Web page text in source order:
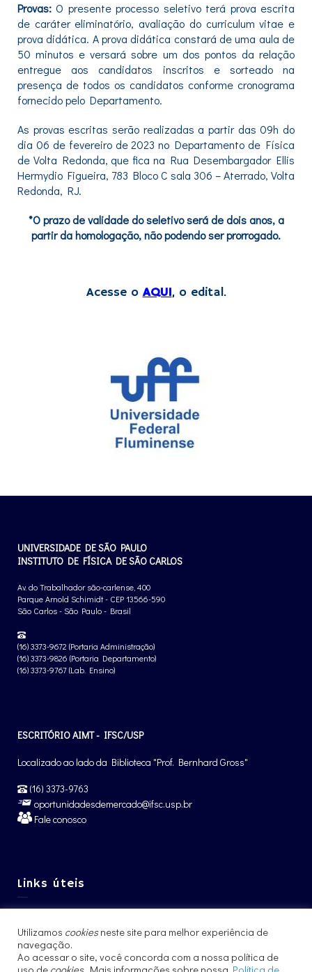
Provas: O presente processo seletivo terá prova escrita
de caráter eliminatório, avaliação do curriculum vitae e
prova didática. A prova didática constará de uma aula de
50 minutos e versará sobre um dos pontos da relação
entregue aos candidatos inscritos e sorteado na
presença de todos os candidatos conforme cronograma
fornecido pelo Departamento.
As provas escritas serão realizadas a partir das 09h do
dia 06 de fevereiro de 2023 no Departamento de Física
de Volta Redonda, que fica na Rua Desembargador Ellis
Hermydio Figueira, 783 Bloco C sala 306 – Aterrado, Volta
Redonda, RJ.
*O prazo de validade do seletivo será de dois anos, a
partir da homologação, não podendo ser prorrogado.
Acesse oAQUI, o edital.
UNIVERSIDADE DE SÃO PAULO
INSTITUTO DE FÍSICA DE SÃO CARLOS
Av. do Trabalhador são-carlense, 400
Parque Arnold Schimidt - CEP 13566-590
São Carlos - São Paulo - Brasil
(16) 3373-9672 (Portaria Administração)
(16) 3373-9826 (Portaria Departamento)
(16) 3373-9767 (Lab. Ensino)
ESCRITÓRIO AIMT - IFSC/USP
Localizado ao lado da Biblioteca "Prof. Bernhard Gross"
(16) 3373-9763
oportunidadesdemercado@ifsc.usp.br
Fale conosco
Links úteis
Pós-Graduação IFSC
Intercâmbio – CCNInt
Utilizamos cookiesneste site para melhor experiência de
navegação.
Ao acessar o site, você concorda com a nossa política de